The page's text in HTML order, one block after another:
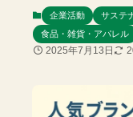
企業活動 サステ
食品・雑貨・アパレル
2025年7月13日